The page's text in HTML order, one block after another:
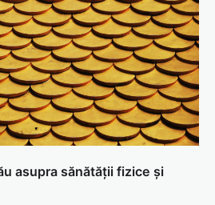
asupra sănătății fizice și